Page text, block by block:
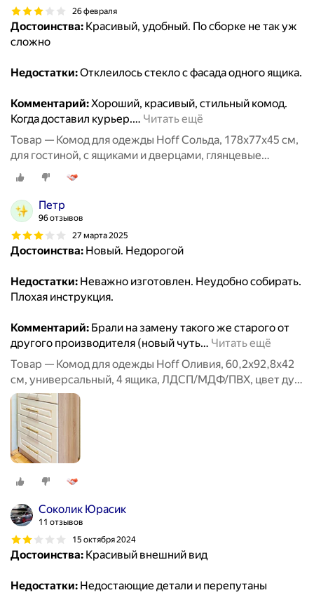
26 февраля
Достоинства: Красивый, удобный. По сборке не так уж
сложно
Недостатки:Отклеилось стекло с фасада одного ящика.
Комментарий:Хороший, красивый, стильный комод.
Когда доставил курьер.… Читать ещё
Товар — Комод для одежды Hoff Сольда, 178х77х45 см,
для гостиной, с ящиками и дверцами, глянцевые
фасады, ЛДСП/стекло, цвет дуб галиано, серый графит
Петр
96 отзывов
27 марта 2025
Достоинства: Новый. Недорогой
Недостатки: Неважно изготовлен. Неудобно собирать.
Плохая инструкция.
Комментарий: Брали на замену такого же старого от
другого производителя (новый чуть… Читать ещё
Товар — Комод для одежды Hoff Оливия, 60,2х92,8х42
см, универсальный, 4 ящика, ЛДСП/МДФ/ПВХ, цвет дуб
Сонома, белое дерево
Соколик Юрасик
11 отзывов
15 октября 2024
Достоинства: Красивый внешний вид
Недостатки: Недостающие детали и перепутаны